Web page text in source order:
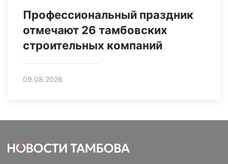
Профессиональный праздник
отмечают 26 тамбовских
строительных компаний
09.08.2026